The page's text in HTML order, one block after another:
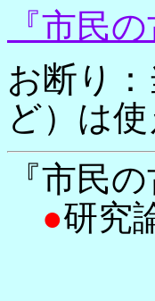
『市民
お断り
ど）は
『市民
●研究